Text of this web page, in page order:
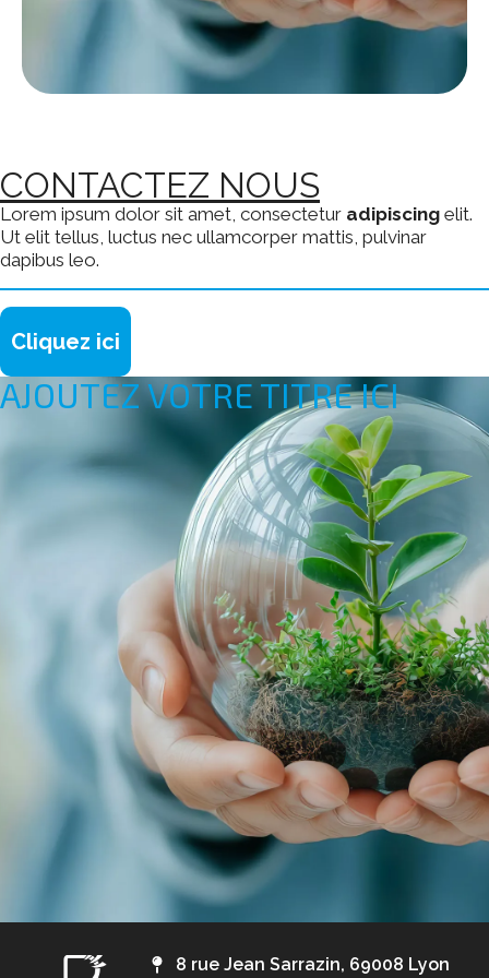
CONTACTEZ NOUS
Lorem ipsum dolor sit amet, consectetur adipiscing elit.
Ut elit tellus, luctus nec ullamcorper mattis, pulvinar
dapibus leo.
Cliquez ici
AJOUTEZ VOTRE TITRE ICI
8 rue Jean Sarrazin, 69008 Lyon